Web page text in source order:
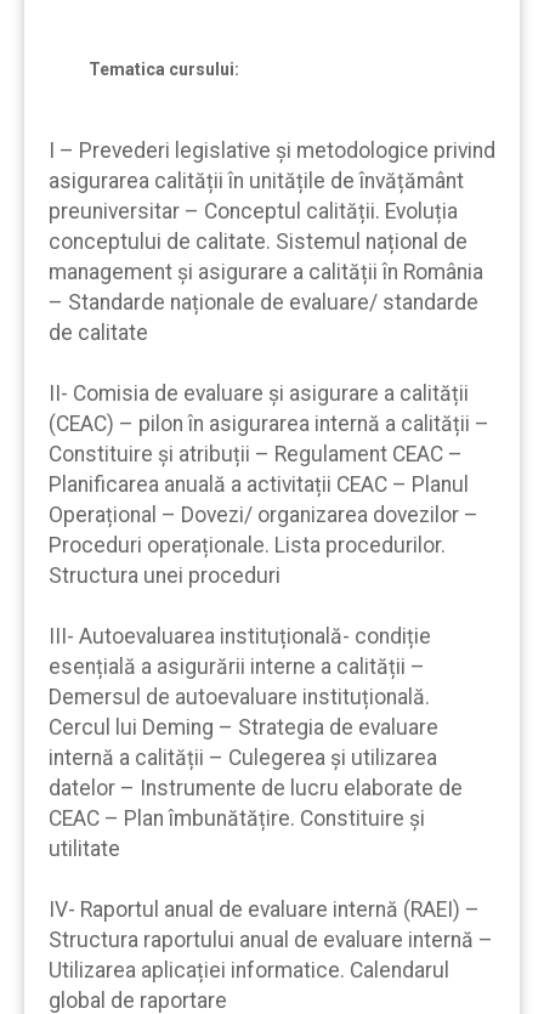
Tematica cursului:
I – Prevederi legislative și metodologice privind
asigurarea calității în unitățile de învățământ
preuniversitar – Conceptul calității. Evoluția
conceptului de calitate. Sistemul național de
management și asigurare a calității în România
– Standarde naționale de evaluare/ standarde
de calitate
II- Comisia de evaluare și asigurare a calității
(CEAC) – pilon în asigurarea internă a calității –
Constituire și atribuții – Regulament CEAC –
Planificarea anuală a activitații CEAC – Planul
Operațional – Dovezi/ organizarea dovezilor –
Proceduri operaționale. Lista procedurilor.
Structura unei proceduri
III- Autoevaluarea instituțională- condiție
esențială a asigurării interne a calității –
Demersul de autoevaluare instituțională.
Cercul lui Deming – Strategia de evaluare
internă a calității – Culegerea și utilizarea
datelor – Instrumente de lucru elaborate de
CEAC – Plan îmbunătățire. Constituire și
utilitate
IV- Raportul anual de evaluare internă (RAEI) –
Structura raportului anual de evaluare internă –
Utilizarea aplicației informatice. Calendarul
global de raportare